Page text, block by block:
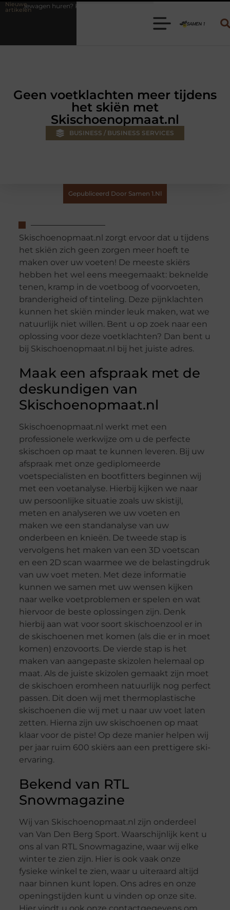
Nieuwe
artikelen
Kies de juiste aanhanger voor jouw klus
Geen voetklachten meer tijdens
het skiën met
Skischoenopmaat.nl
BUSINESS / BUSINESS SERVICES
Gepubliceerd Door Samen 1.nl
Skischoenopmaat.nl zorgt ervoor dat u tijdens
het skiën zich geen zorgen meer hoeft te
maken over uw voeten! De meeste skiërs
hebben het wel eens meegemaakt: beknelde
tenen, kramp in de voetboog of voorvoeten,
branderigheid of tinteling. Deze pijnklachten
kunnen het skiën minder leuk maken, wat we
natuurlijk niet willen. Bent u op zoek naar een
oplossing voor deze voetklachten? Dan bent u
bij Skischoenopmaat.nl bij het juiste adres.
Maak een afspraak met de
deskundigen van
Skischoenopmaat.nl
Skischoenopmaat.nl werkt met een
professionele werkwijze om u de perfecte
skischoen op maat te kunnen leveren. Bij uw
afspraak met onze gediplomeerde
voetspecialisten en bootfitters beginnen wij
met een voetanalyse. Hierbij kijken we naar
uw persoonlijke situatie zoals uw skistijl,
meten en analyseren we uw voeten en
maken we een standanalyse van uw
onderbeen en knieën. De tweede stap is
vervolgens het maken van een 3D voetscan
en een 2D scan waarmee we de belastingdruk
van uw voet meten. Met deze informatie
kunnen we samen met uw wensen kijken
naar welke voetproblemen er spelen en wat
hiervoor de beste oplossingen zijn. Denk
hierbij aan wat voor soort skischoenzool er in
de skischoenen met komen (als die er in moet
komen) enzovoorts. De vierde stap is het
maken van aangepaste skizolen helemaal op
maat. Als de juiste skizolen gemaakt zijn moet
de skischoen eromheen natuurlijk nog perfect
passen. Dit doen wij met thermoplastische
skischoenen die wij met u naar uw voet laten
zetten. Hierna zijn uw skischoenen op maat
klaar voor de piste! Op deze manier helpen wij
per jaar ruim 600 skiërs aan een prettigere ski-
ervaring.
Bekend van RTL
Snowmagazine
Wij van Skischoenopmaat.nl zijn onderdeel
van Van Den Berg Sport. Waarschijnlijk kent u
ons al van RTL Snowmagazine, waar wij elke
winter te zien zijn. Hier is ook vaak onze
fysieke winkel te zien, waar u uiteraard altijd
naar binnen kunt lopen. Ons adres en onze
openingstijden kunt u vinden op onze site.